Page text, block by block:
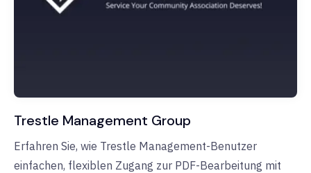
Trestle Management Group
Erfahren Sie, wie Trestle Management-Benutzer
einfachen, flexiblen Zugang zur PDF-Bearbeitung mit